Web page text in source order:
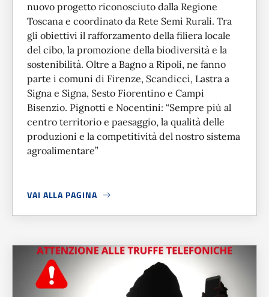
nuovo progetto riconosciuto dalla Regione
Toscana e coordinato da Rete Semi Rurali. Tra
gli obiettivi il rafforzamento della filiera locale
del cibo, la promozione della biodiversità e la
sostenibilità. Oltre a Bagno a Ripoli, ne fanno
parte i comuni di Firenze, Scandicci, Lastra a
Signa e Signa, Sesto Fiorentino e Campi
Bisenzio. Pignotti e Nocentini: “Sempre più al
centro territorio e paesaggio, la qualità delle
produzioni e la competitività del nostro sistema
agroalimentare”
VAI ALLA PAGINA
A PROPOSITO DISOSTENIBILITÀ E FILIERA CORTA,